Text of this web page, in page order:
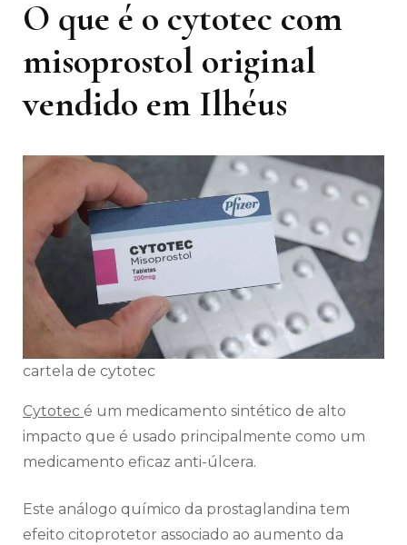
O que é o cytotec com
misoprostol original
vendido em Ilhéus
cartela de cytotec
Cytotec é um medicamento sintético de alto
impacto que é usado principalmente como um
medicamento eficaz anti-úlcera.
Este análogo químico da prostaglandina tem
efeito citoprotetor associado ao aumento da